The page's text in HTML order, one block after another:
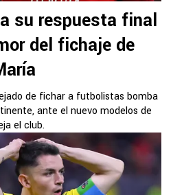
su respuesta final
del fichaje de
de fichar a futbolistas bomba
ante el nuevo modelos de
el club.